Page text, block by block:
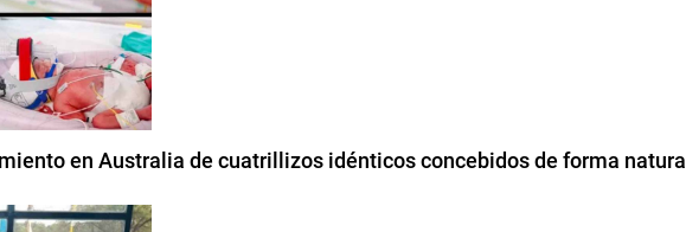
en Australia de cuatrillizos idénticos concebidos de forma natural